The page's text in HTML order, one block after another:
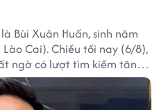
Bùi Xuân Huấn, sinh năm
Lào Cai). Chiều tối nay (6/8),
ngờ có lượt tìm kiếm tăng